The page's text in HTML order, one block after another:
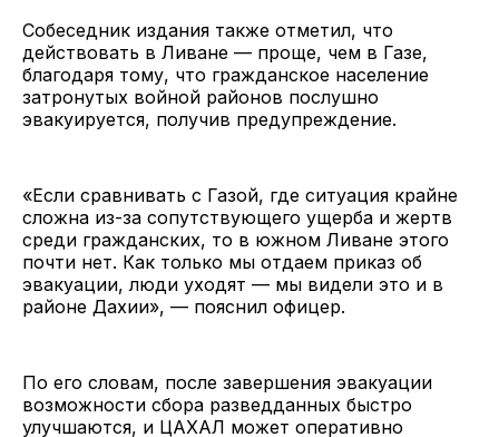
Собеседник издания также отметил, что
действовать в Ливане — проще, чем в Газе,
благодаря тому, что гражданское население
затронутых войной районов послушно
эвакуируется, получив предупреждение.
«Если сравнивать с Газой, где ситуация крайне
сложна из-за сопутствующего ущерба и жертв
среди гражданских, то в южном Ливане этого
почти нет. Как только мы отдаем приказ об
эвакуации, люди уходят — мы видели это и в
районе Дахии», — пояснил офицер.
По его словам, после завершения эвакуации
возможности сбора разведданных быстро
улучшаются, и ЦАХАЛ может оперативно